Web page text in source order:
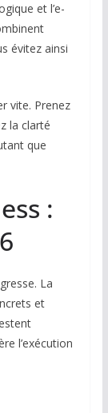
et l’e-
évitez ainsi
vite. Prenez
la clarté
que
:
La
et
l’exécution